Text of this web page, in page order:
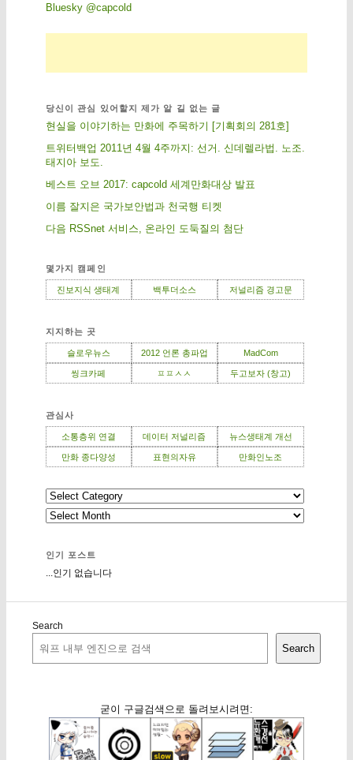
Bluesky @capcold
당신이 관심 있어할지 제가 알 길 없는 글
현실을 이야기하는 만화에 주목하기 [기획회의 281호]
트위터백업 2011년 4월 4주까지: 선거. 신데렐라법. 노조.
태지아 보도.
베스트 오브 2017: capcold 세계만화대상 발표
이름 잘지은 국가보안법과 천국행 티켓
다음 RSSnet 서비스, 온라인 도둑질의 첨단
몇가지 캠페인
진보지식 생태계 백투더소스 저널리즘 경고문
지지하는 곳
슬로우뉴스 2012 언론 총파업 MadCom
씽크카페 ㅍㅍㅅㅅ 두고보자 (창고)
관심사
소통층위 연결 데이터 저널리즘 뉴스생태계 개선
만화 종다양성 표현의자유 만화인노조
인기 포스트
...인기 없습니다
Search
Search
굳이 구글검색으로 돌려보시려면: